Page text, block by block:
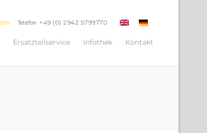
Telefon +49 (0) 2942 5799770
Ersatzteilservice Infothek Kontakt